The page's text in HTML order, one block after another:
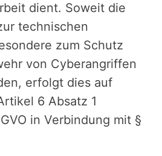
dient. Soweit die
technischen
zum Schutz
von Cyberangriffen
erfolgt dies auf
6 Absatz 1
in Verbindung mit §